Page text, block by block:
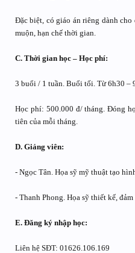
Đặc biệt, có giáo án riêng dành
muộn, hạn chế thời gian.
C. Thời gian học – Học phí:
3 buổi / 1 tuần. Buổi tối. Từ 6h30 –
Học phí: 500.000 đ/ tháng. Đóng
tiên của mỗi tháng.
D. Giảng viên:
- Ngọc Tân. Họa sỹ mỹ thuật tạo
- Thanh Phong. Họa sỹ thiết kế,
E. Đăng ký nhập học:
Liên hệ SĐT: 01626.106.169